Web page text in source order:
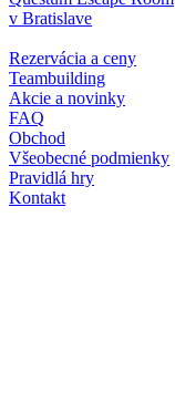
v Bratislave
Rezervácia a ceny
Teambuilding
Akcie a novinky
FAQ
Obchod
Všeobecné podmienky
Pravidlá hry
Kontakt